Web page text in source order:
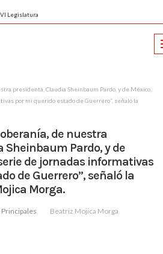
Legislatura
presidenta, Claudia Sheinbaum Pardo, y de México,
por mi querido estado de Guerrero”, señaló la
de nuestra
Sheinbaum Pardo, y de
de jornadas informativas
de Guerrero”, señaló la
Morga.
Principales Beatriz Mojica Morga